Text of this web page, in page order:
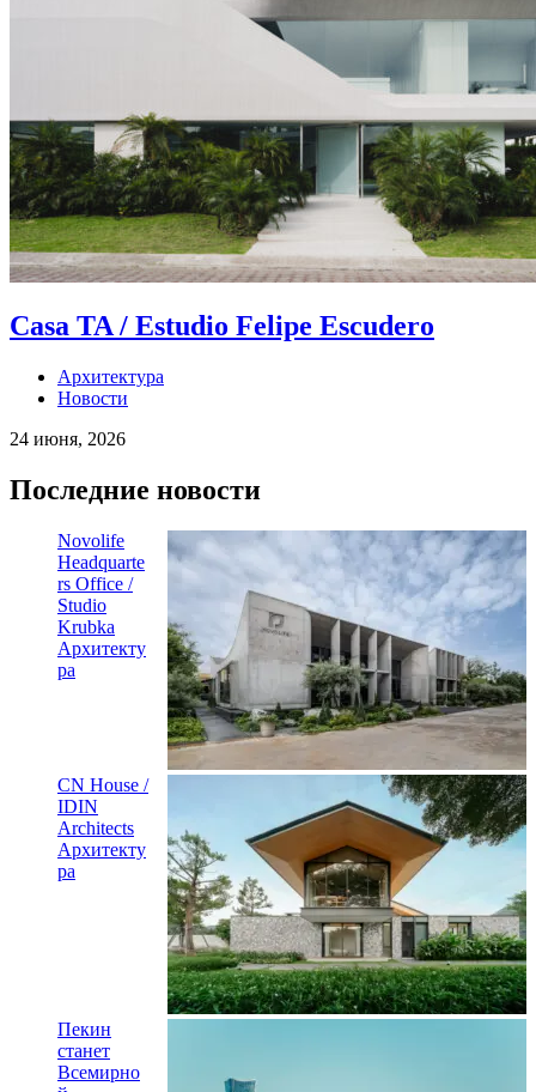
Casa TA / Estudio Felipe Escudero
Архитектура
Новости
24 июня, 2026
Последние новости
Novolife
Headquarte
rs Office /
Studio
Krubka
Архитекту
ра
CN House /
IDIN
Architects
Архитекту
ра
Пекин
станет
Всемирно